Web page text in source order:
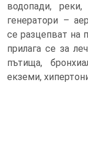
водопади,
генератори –
се разцепват на
прилага се за
пътища,
екземи,